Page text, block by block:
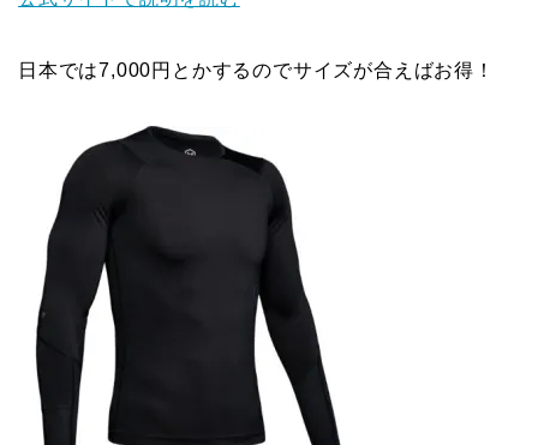
日本では7,000円とかするのでサイズが合えばお得！